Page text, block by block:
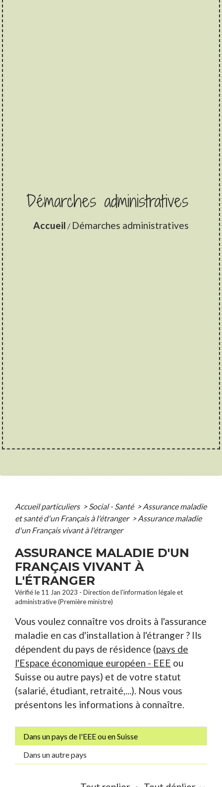
Démarches administratives
Accueil / Démarches administratives
Accueil particuliers > Social - Santé > Assurance maladie
et santé d'un Français à l'étranger > Assurance maladie
d'un Français vivant à l'étranger
ASSURANCE MALADIE D'UN
FRANÇAIS VIVANT À
L'ÉTRANGER
Vérifié le 11 Jan 2023 - Direction de l'information légale et
administrative (Première ministre)
Vous voulez connaître vos droits à l'assurance
maladie en cas d'installation à l'étranger ? Ils
dépendent du pays de résidence (pays de
l'Espace économique européen - EEE ou
Suisse ou autre pays) et de votre statut
(salarié, étudiant, retraité,...). Nous vous
présentons les informations à connaître.
Dans un pays de l'EEE ou en Suisse
Dans un autre pays